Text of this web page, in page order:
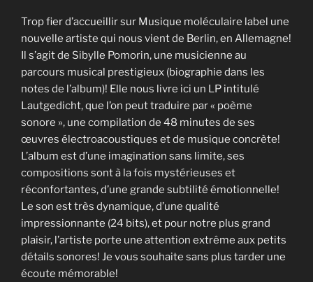
Trop fier d’accueillir sur Musique moléculaire label une
nouvelle artiste qui nous vient de Berlin, en Allemagne!
Il s’agit de Sibylle Pomorin, une musicienne au
parcours musical prestigieux (biographie dans les
notes de l’album)! Elle nous livre ici un LP intitulé
Lautgedicht, que l’on peut traduire par « poème
sonore », une compilation de 48 minutes de ses
œuvres électroacoustiques et de musique concrète!
L’album est d’une imagination sans limite, ses
compositions sont à la fois mystérieuses et
réconfortantes, d’une grande subtilité émotionnelle!
Le son est très dynamique, d’une qualité
impressionnante (24 bits), et pour notre plus grand
plaisir, l’artiste porte une attention extrême aux petits
détails sonores! Je vous souhaite sans plus tarder une
écoute mémorable!